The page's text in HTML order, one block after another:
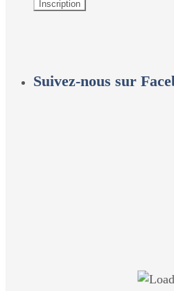
Suivez-nous sur